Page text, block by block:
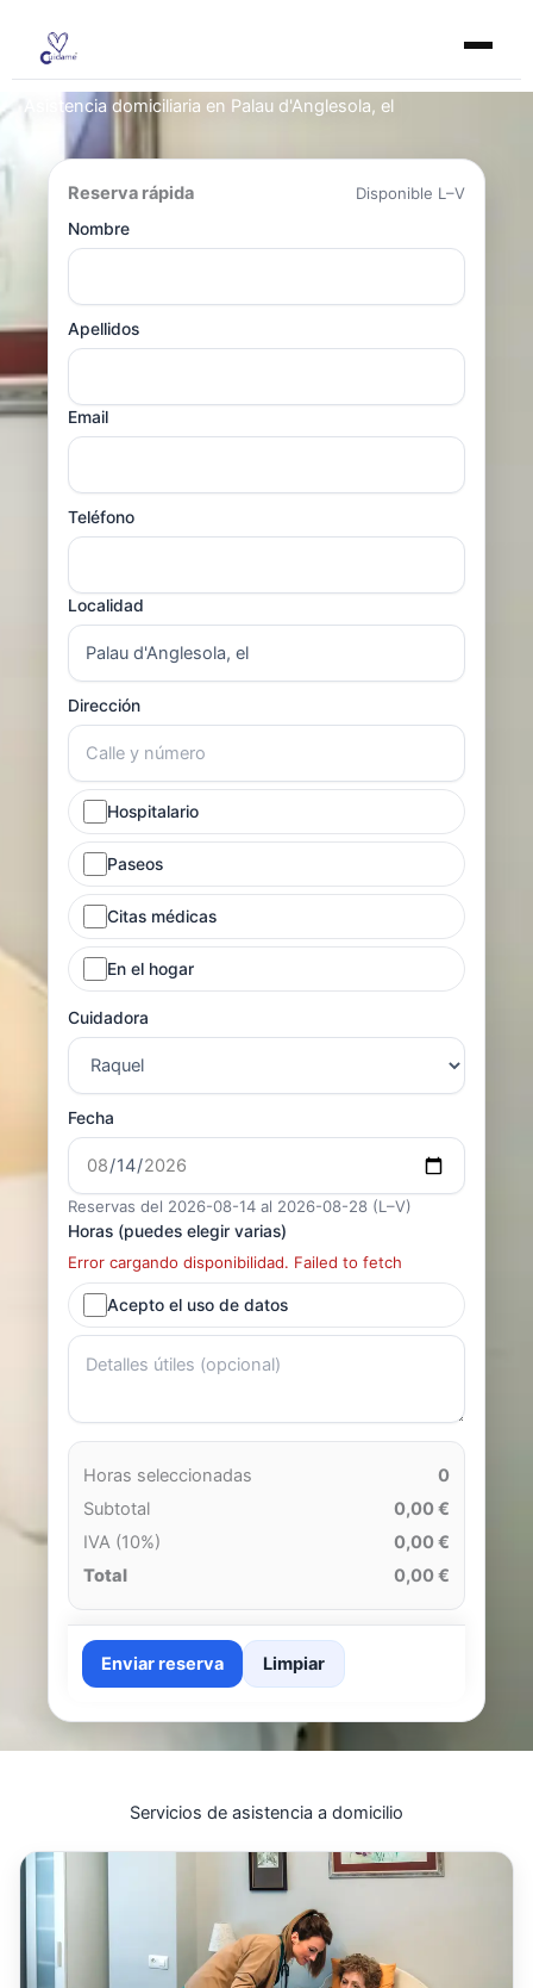
contenido
Asistencia domiciliaria en Palau d'Anglesola, el
Reserva rápida
Disponible L–V
Nombre
Apellidos
Email
Teléfono
Localidad
Dirección
Hospitalario
Paseos
Citas médicas
En el hogar
Cuidadora
Fecha
Reservas del 2026-08-14 al 2026-08-28 (L–V)
Horas (puedes elegir varias)
Error cargando disponibilidad. Failed to fetch
Acepto el uso de datos
Horas seleccionadas
0
Subtotal
0,00 €
IVA (10%)
0,00 €
Total
0,00 €
Enviar reserva Limpiar
Servicios de asistencia a domicilio